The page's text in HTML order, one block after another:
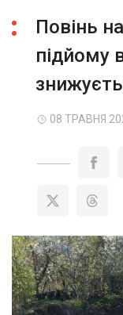
Повінь
підйому
08 ТРАВНЯ